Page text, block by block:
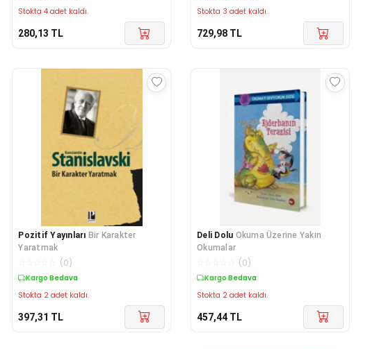
Stokta 4 adet kaldı.
280,13 TL
Stokta 3 adet kaldı.
729,98 TL
Pozitif Yayınları Bir Karakter
Yaratmak
(0)
Kargo Bedava
Stokta 2 adet kaldı.
397,31 TL
Deli Dolu Okuma Üzerine Yakın
Okumalar
(0)
Kargo Bedava
Stokta 2 adet kaldı.
457,44 TL